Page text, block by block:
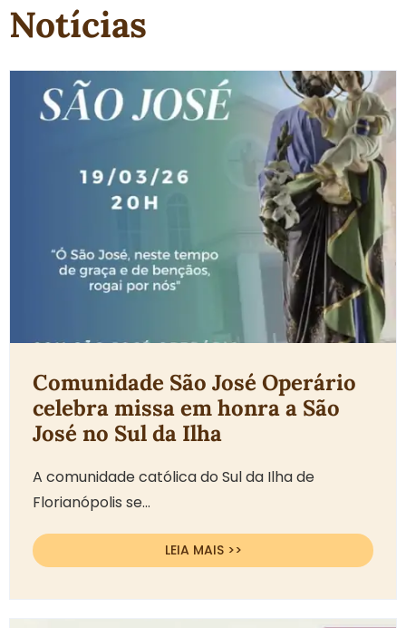
Notícias
Comunidade São José Operário
celebra missa em honra a São
José no Sul da Ilha
A comunidade católica do Sul da Ilha de
Florianópolis se...
LEIA MAIS >>